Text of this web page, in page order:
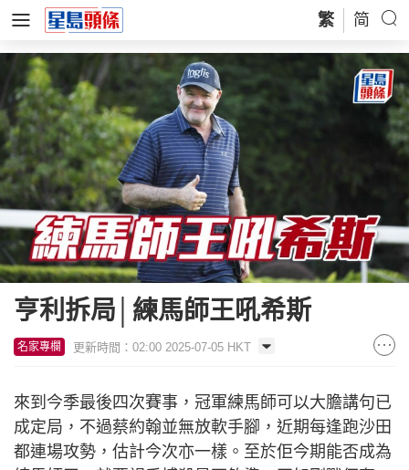
繁 简
亨利拆局│練馬師王吼希斯
名家專欄 更新時間：02:00 2025-07-05 HKT
來到今季最後四次賽事，冠軍練馬師可以大膽講句已
成定局，不過蔡約翰並無放軟手腳，近期每逢跑沙田
都連場攻勢，估計今次亦一樣。至於佢今期能否成為